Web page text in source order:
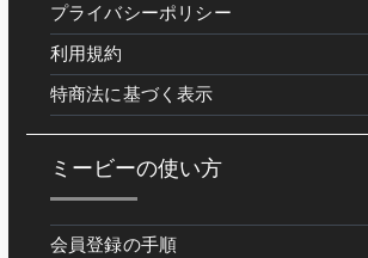
プライバシーポリシー
利用規約
特商法に基づく表示
ミービーの使い方
会員登録の手順